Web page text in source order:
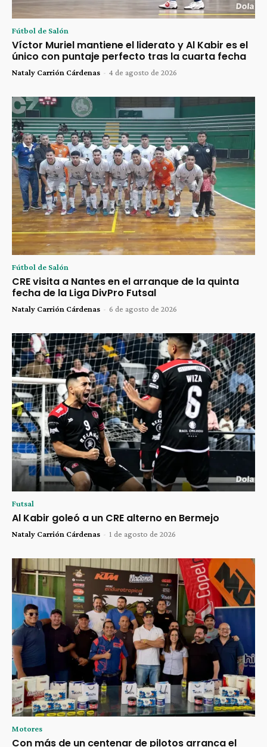
Fútbol de Salón
Víctor Muriel mantiene el liderato y Al Kabir es el
único con puntaje perfecto tras la cuarta fecha
Nataly Carrión Cárdenas - 4 de agosto de 2026
Fútbol de Salón
CRE visita a Nantes en el arranque de la quinta
fecha de la Liga DivPro Futsal
Nataly Carrión Cárdenas - 6 de agosto de 2026
Futsal
Al Kabir goleó a un CRE alterno en Bermejo
Nataly Carrión Cárdenas - 1 de agosto de 2026
Motores
Con más de un centenar de pilotos arranca el